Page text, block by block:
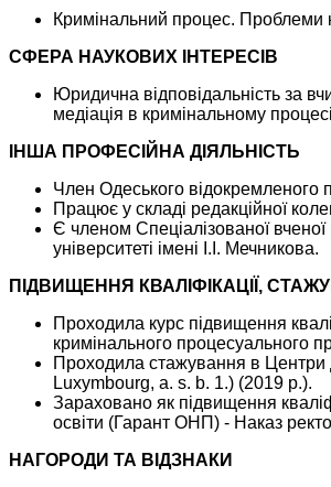
Кримінальний процес. Проблеми
СФЕРА НАУКОВИХ ІНТЕРЕСІВ
Юридична відповідальність за
медіація в кримінальному
ІНША ПРОФЕСІЙНА ДІЯЛЬНІСТЬ
Член Одеського відокремленого
Працює у складі редакційної
Є членом Спеціалізованої
університеті імені І.І. Мечникова.
ПІДВИЩЕННЯ КВАЛІФІКАЦІЇ,
Проходила курс підвищення
кримінального процесуального
Проходила стажування в
Luxymbourg, a. s. b. 1.) (2019 р.).
Зараховано як підвищення
освіти (Гарант ОНП) - Наказ
НАГОРОДИ ТА ВІДЗНАКИ